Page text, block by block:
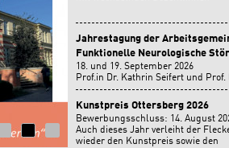
Jahrestagung der
Funktionelle Neurologische
18. und 19. September 2026
Prof.in Dr. Kathrin Seifert und Prof.
geben einen Workshop auf der
Arbeitsgemeinschaft Funktionelle
Störungen in Bonn.
Kunstpreis Ottersberg 2026
Bewerbungsschluss: 14. August
Auch dieses Jahr verleiht der
wieder den Kunstpreis sowie den